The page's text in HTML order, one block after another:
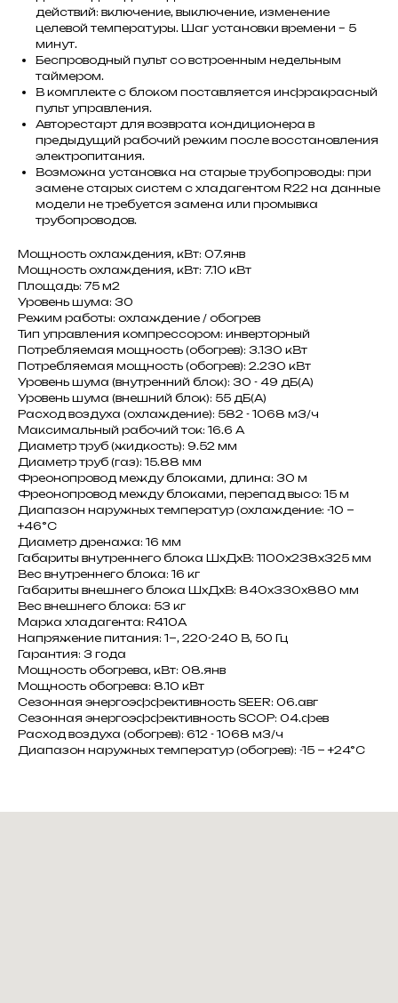
действий: включение, выключение, изменение
целевой температуры. Шаг установки времени – 5
минут.
Беспроводный пульт со встроенным недельным
таймером.
В комплекте с блоком поставляется инфракрасный
пульт управления.
Авторестарт для возврата кондиционера в
предыдущий рабочий режим после восстановления
электропитания.
Возможна установка на старые трубопроводы: при
замене старых систем с хладагентом R22 на данные
модели не требуется замена или промывка
трубопроводов.
Мощность охлаждения, кВт: 07.янв
Мощность охлаждения, кВт: 7.10 кВт
Площадь: 75 м2
Уровень шума: 30
Режим работы: охлаждение / обогрев
Тип управления компрессором: инверторный
Потребляемая мощность (обогрев): 3.130 кВт
Потребляемая мощность (обогрев): 2.230 кВт
Уровень шума (внутренний блок): 30 - 49 дБ(А)
Уровень шума (внешний блок): 55 дБ(А)
Расход воздуха (охлаждение): 582 - 1068 м3/ч
Максимальный рабочий ток: 16.6 A
Диаметр труб (жидкость): 9.52 мм
Диаметр труб (газ): 15.88 мм
Фреонопровод между блоками, длина: 30 м
Фреонопровод между блоками, перепад высо: 15 м
Диапазон наружных температур (охлаждение: -10 ~
+46°C
Диаметр дренажа: 16 мм
Габариты внутреннего блока ШxДxВ: 1100x238x325 мм
Вес внутреннего блока: 16 кг
Габариты внешнего блока ШxДxВ: 840x330x880 мм
Вес внешнего блока: 53 кг
Марка хладагента: R410A
Напряжение питания: 1~, 220-240 В, 50 Гц
Гарантия: 3 года
Мощность обогрева, кВт: 08.янв
Мощность обогрева: 8.10 кВт
Сезонная энергоэффективность SEER: 06.авг
Сезонная энергоэффективность SCOP: 04.фев
Расход воздуха (обогрев): 612 - 1068 м3/ч
Диапазон наружных температур (обогрев): -15 ~ +24°C